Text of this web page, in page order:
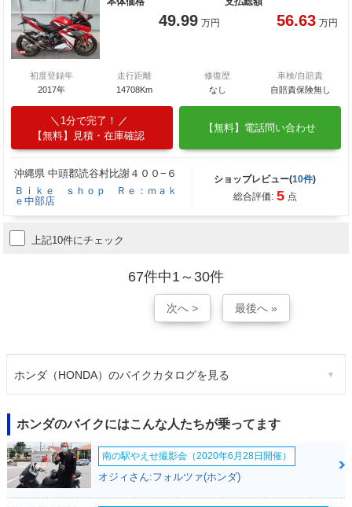
49.99 万円 56.63 万円
初度登録年
2017年
走行距離
14708Km
修復歴
なし
車検/自賠責
自賠責保険無し
1分で完了！
【無料】見積・在庫確認
【無料】電話問い合わせ
沖縄県 中頭郡読谷村比謝４００−６
Ｂｉｋｅ ｓｈｏｐ Ｒｅ：ｍａｋ
ｅ中部店
ショップレビュー(10件)
総合評価: 5 点
上記10件にチェック
67件中1～30件
次へ > 最後へ »
ホンダ（HONDA）のバイクカタログを見る
ホンダのバイクにはこんな人たちが乗ってます
南の駅やえせ撮影会（2020年6月28日開催）
オジィさん:フォルツァ(ホンダ)